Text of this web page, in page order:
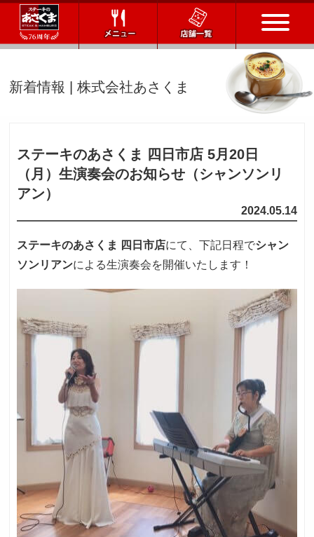
メニュー
会社情報
会社概要
IR情報
お問い合わせ
採用トップ
新卒採用
中途採用
新着情報 | 株式会社あさくま
ステーキのあさくま 四日市店 5月20日
（月）生演奏会のお知らせ（シャンソンリ
アン）
2024.05.14
ステーキのあさくま 四日市店にて、下記日程でシャン
ソンリアンによる生演奏会を開催いたします！